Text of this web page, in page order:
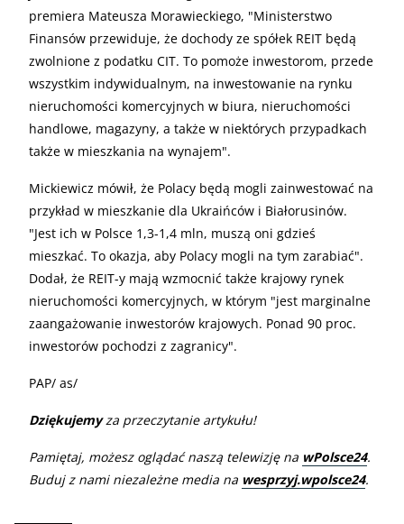
premiera Mateusza Morawieckiego, "Ministerstwo
Finansów przewiduje, że dochody ze spółek REIT będą
zwolnione z podatku CIT. To pomoże inwestorom, przede
wszystkim indywidualnym, na inwestowanie na rynku
nieruchomości komercyjnych w biura, nieruchomości
handlowe, magazyny, a także w niektórych przypadkach
także w mieszkania na wynajem".
Mickiewicz mówił, że Polacy będą mogli zainwestować na
przykład w mieszkanie dla Ukraińców i Białorusinów.
"Jest ich w Polsce 1,3-1,4 mln, muszą oni gdzieś
mieszkać. To okazja, aby Polacy mogli na tym zarabiać".
Dodał, że REIT-y mają wzmocnić także krajowy rynek
nieruchomości komercyjnych, w którym "jest marginalne
zaangażowanie inwestorów krajowych. Ponad 90 proc.
inwestorów pochodzi z zagranicy".
PAP/ as/
Dziękujemyza przeczytanie artykułu!
Pamiętaj, możesz oglądać naszą telewizję na wPolsce24.
Buduj z nami niezależne media na wesprzyj.wpolsce24.